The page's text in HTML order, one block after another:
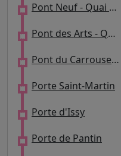
Pont Neuf - Quai des Grands Augustins
Pont des Arts - Quai de Conti
Pont du Carrousel - Quai Voltaire
Porte Saint-Martin
Porte d'Issy
Porte de Pantin